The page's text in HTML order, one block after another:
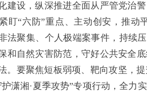
建设，纵深推进全面从严管党治
紧盯“六防”重点、主动创安，推动
法聚集、个人极端案事件，持续
和自然灾害防范，守好公共安全
。 要聚焦短板弱项、靶向攻坚，
护潇湘·夏季攻势”专项行动，全力